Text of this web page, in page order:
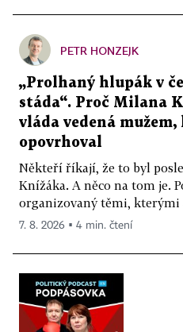
PETR HONZEJK
„Prolhaný hlupák v
stáda“. Proč Milana
vláda vedená
opovrhoval
Někteří říkají, že to byl
Knížáka. A něco na tom je.
organizovaný těmi, kterými
7. 8. 2026 ▪ 4 min. čtení